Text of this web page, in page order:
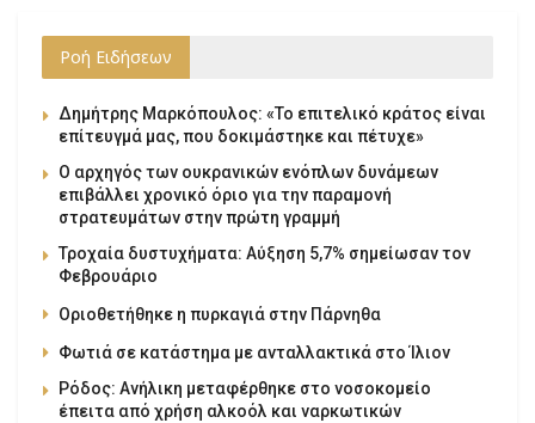
Ροή Ειδήσεων
Δημήτρης Μαρκόπουλος: «Το επιτελικό κράτος είναι
επίτευγμά μας, που δοκιμάστηκε και πέτυχε»
Ο αρχηγός των ουκρανικών ενόπλων δυνάμεων
επιβάλλει χρονικό όριο για την παραμονή
στρατευμάτων στην πρώτη γραμμή
Τροχαία δυστυχήματα: Αύξηση 5,7% σημείωσαν τον
Φεβρουάριο
Οριοθετήθηκε η πυρκαγιά στην Πάρνηθα
Φωτιά σε κατάστημα με ανταλλακτικά στο Ίλιον
Ρόδος: Ανήλικη μεταφέρθηκε στο νοσοκομείο
έπειτα από χρήση αλκοόλ και ναρκωτικών